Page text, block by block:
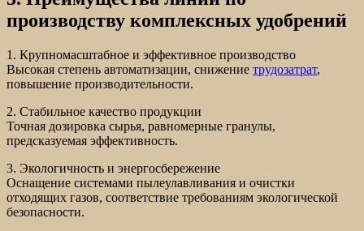
производству комплексных удобрений
1. Крупномасштабное и эффективное производство
Высокая степень автоматизации, снижение трудозатрат,
повышение производительности.
2. Стабильное качество продукции
Точная дозировка сырья, равномерные гранулы,
предсказуемая эффективность.
3. Экологичность и энергосбережение
Оснащение системами пылеулавливания и очистки
отходящих газов, соответствие требованиям экологической
безопасности.